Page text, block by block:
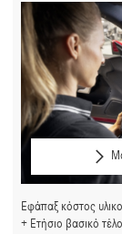
Εφάπαξ κόστος
Ετήσιο βασικό